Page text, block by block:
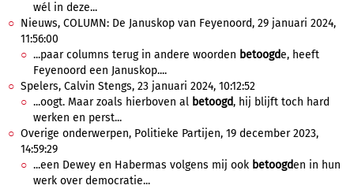
wél in deze...
Nieuws, COLUMN: De Januskop van Feyenoord, 29 januari 2024,
11:56:00
...paar columns terug in andere woorden betoogde, heeft
Feyenoord een Januskop....
Spelers, Calvin Stengs, 23 januari 2024, 10:12:52
...oogt. Maar zoals hierboven al betoogd, hij blijft toch hard
werken en perst...
Overige onderwerpen, Politieke Partijen, 19 december 2023,
14:59:29
...een Dewey en Habermas volgens mij ook betoogden in hun
werk over democratie...